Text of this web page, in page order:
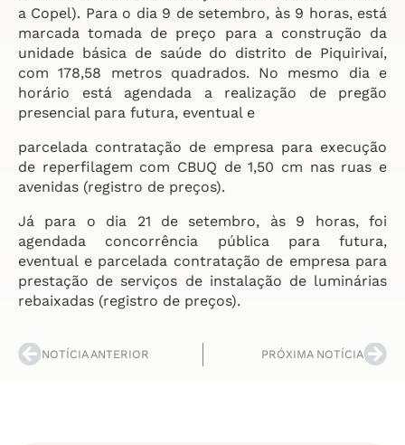
a Copel). Para o dia 9 de setembro, às 9 horas, está
marcada tomada de preço para a construção da
unidade básica de saúde do distrito de Piquirivaí,
com 178,58 metros quadrados. No mesmo dia e
horário está agendada a realização de pregão
presencial para futura, eventual e
parcelada contratação de empresa para execução
de reperfilagem com CBUQ de 1,50 cm nas ruas e
avenidas (registro de preços).
Já para o dia 21 de setembro, às 9 horas, foi
agendada concorrência pública para futura,
eventual e parcelada contratação de empresa para
prestação de serviços de instalação de luminárias
rebaixadas (registro de preços).
NOTÍCIA ANTERIOR PRÓXIMA NOTÍCIA